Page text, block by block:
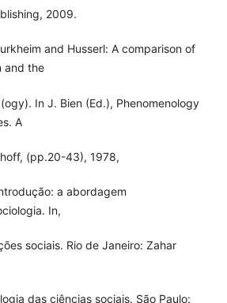
2009.
and Husserl: A comparison of
and the
In J. Bien (Ed.), Phenomenology
A
(pp.20-43), 1978,
a abordagem
In,
sociais. Rio de Janeiro: Zahar
das ciências sociais. São Paulo: